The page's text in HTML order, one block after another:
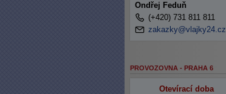
Ondřej Feduň
(+420) 731 811 811
zakazky@vlajky24.cz
PROVOZOVNA - PRAHA 6
Otevírací doba